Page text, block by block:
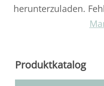
herunterzuladen.
Produktkatalog